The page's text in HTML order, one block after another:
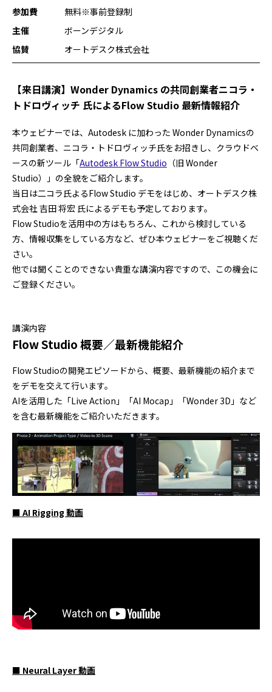
参加費
無料※事前登録制
主催
ボーンデジタル
協賛
オートデスク株式会社
【来日講演】Wonder Dynamics の共同創業者ニコラ・
トドロヴィッチ 氏によるFlow Studio 最新情報紹介
本ウェビナーでは、Autodesk に加わった Wonder Dynamicsの
共同創業者、ニコラ・トドロヴィッチ氏をお招きし、クラウドベ
ースの新ツール「Autodesk Flow Studio （旧 Wonder
Studio）」の全貌をご紹介します。
当日は二コラ氏よるFlow Studio デモをはじめ、オートデスク株
式会社 吉田 将宏 氏によるデモも予定しております。
Flow Studioを活用中の方はもちろん、これから検討している
方、情報収集をしている方など、ぜひ本ウェビナーをご視聴くだ
さい。
他では聞くことのできない貴重な講演内容ですので、この機会に
ご登録ください。
講演内容
Flow Studio 概要／最新機能紹介
Flow Studioの開発エピソードから、概要、最新機能の紹介まで
をデモを交えて行います。
AIを活用した「Live Action」「AI Mocap」「Wonder 3D」など
を含む最新機能をご紹介いただきます。
■ AI Rigging 動画
■ Neural Layer 動画